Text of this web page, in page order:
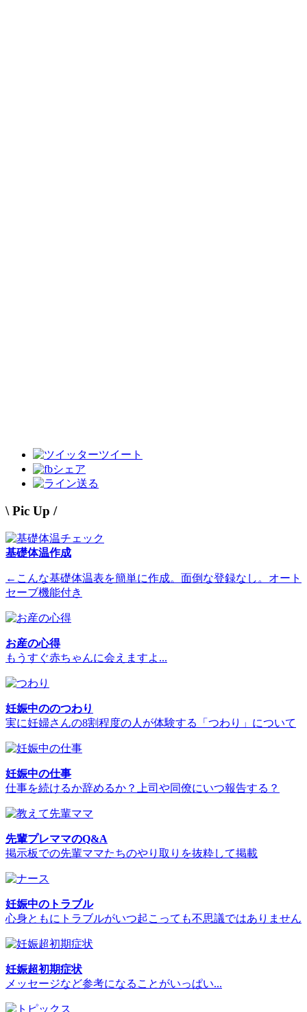
ツイート
シェア
送る
\ Pic Up /
基礎体温作成
←こんな基礎体温表を簡単に作成。面倒な登録なし。オート
セーブ機能付き
お産の心得
もうすぐ赤ちゃんに会えますよ...
妊娠中ののつわり
実に妊婦さんの8割程度の人が体験する「つわり」について
妊娠中の仕事
仕事を続けるか辞めるか？上司や同僚にいつ報告する？
先輩プレママのQ&A
掲示板での先輩ママたちのやり取りを抜粋して掲載
妊娠中のトラブル
心身ともにトラブルがいつ起こっても不思議ではありません
妊娠超初期症状
メッセージなど参考になることがいっぱい...